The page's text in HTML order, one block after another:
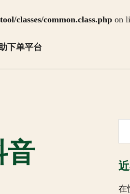
classes/common.class.php on
下单平台
音
在